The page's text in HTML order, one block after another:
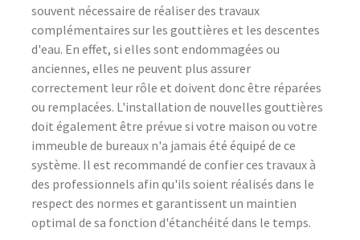
souvent nécessaire de réaliser des travaux
complémentaires sur les gouttières et les descentes
d'eau. En effet, si elles sont endommagées ou
anciennes, elles ne peuvent plus assurer
correctement leur rôle et doivent donc être réparées
ou remplacées. L'installation de nouvelles gouttières
doit également être prévue si votre maison ou votre
immeuble de bureaux n'a jamais été équipé de ce
système. Il est recommandé de confier ces travaux à
des professionnels afin qu'ils soient réalisés dans le
respect des normes et garantissent un maintien
optimal de sa fonction d'étanchéité dans le temps.